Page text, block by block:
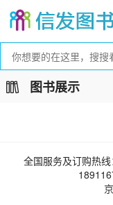
图书展示
全国服务及订购热